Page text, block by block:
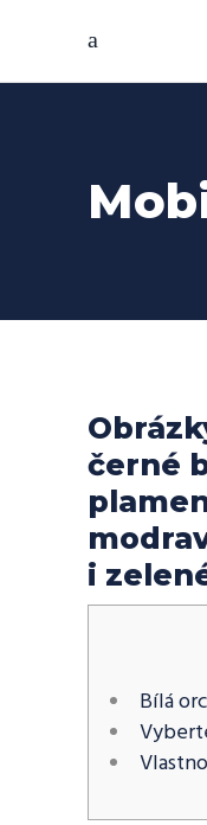
černé
i
Bílá